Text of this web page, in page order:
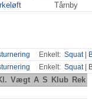
Tårnby
Enkelt: Squat|
Enkelt: Squat|
Vægt A S Klub Rek